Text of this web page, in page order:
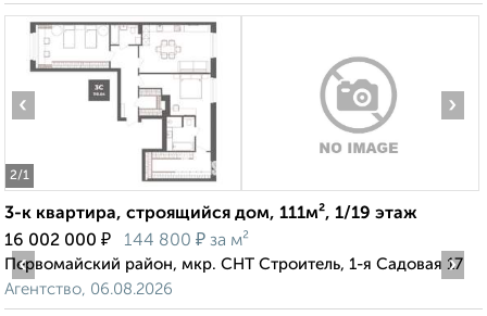
2/1
‹ ›
3-к квартира, строящийся дом, 111м², 1/19 этаж
16 002 000 ₽ 144 800 ₽ за м²
Первомайский район, мкр. СНТ Строитель, 1-я Садовая 17
Агентство, 06.08.2026
‹ ›